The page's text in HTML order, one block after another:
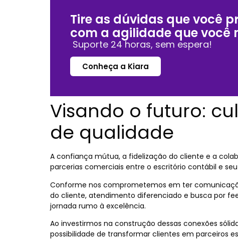
Tire as dúvidas que você
com a agilidade que você
Suporte 24 horas, sem espera!
Conheça a Kiara
Visando o futuro:
de qualidade
A confiança mútua, a fidelização do cliente e a
parcerias comerciais entre o escritório contábil e
Conforme nos comprometemos em ter
do cliente, atendimento diferenciado e busca por
jornada rumo à excelência.
Ao investirmos na construção dessas conexões
possibilidade de transformar clientes em parceiros